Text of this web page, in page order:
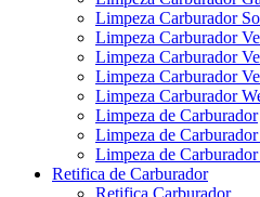
Limpeza Carburador
Limpeza Carburador
Limpeza Carburador
Limpeza Carburador
Limpeza Carburador
Limpeza de Carburador
Limpeza de
Limpeza de
Retifica de Carburador
Retifica Carburador